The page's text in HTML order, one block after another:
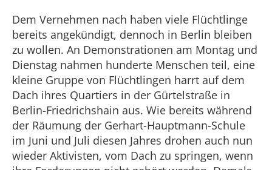
Dem Vernehmen nach haben viele Flüchtlinge
bereits angekündigt, dennoch in Berlin bleiben
zu wollen. An Demonstrationen am Montag und
Dienstag nahmen hunderte Menschen teil, eine
kleine Gruppe von Flüchtlingen harrt auf dem
Dach ihres Quartiers in der Gürtelstraße in
Berlin-Friedrichshain aus. Wie bereits während
der Räumung der Gerhart-Hauptmann-Schule
im Juni und Juli diesen Jahres drohen auch nun
wieder Aktivisten, vom Dach zu springen, wenn